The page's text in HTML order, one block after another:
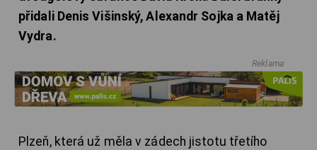
přidali Denis Višinský, Alexandr Sojka a Matěj
Vydra.
Reklama
Plzeň, která už měla v zádech jistotu třetího